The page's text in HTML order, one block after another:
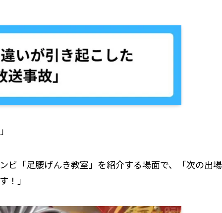
ビ「足腰げんき教室」を紹介する場面で、「次の出場
！」